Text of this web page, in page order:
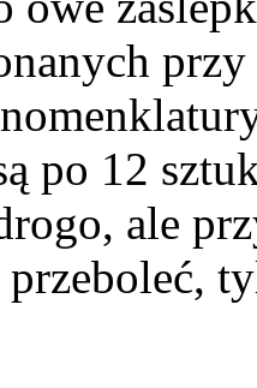
po 12
ale
przeboleć,